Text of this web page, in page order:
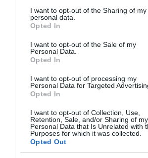
not limited to your visit or usage
grant or deny consent to Google and its
use your data for below specified
consent section.
I want to opt-out of the Sharing of my
personal data.
Opted In
I want to opt-out of the Sale of my
Personal Data.
Opted In
I want to opt-out of processing my
Personal Data for Targeted
Opted In
I want to opt-out of Collection, Use,
Retention, Sale, and/or Sharing of my
Personal Data that Is Unrelated with
Purposes for which it was collected.
Opted Out
περιόδου των ποδοσφαιριστών,
προπονητική τους επιβάρυνση.
Κατά το τρέχον έτος
ανάλυση των πρώτων δειγμάτων,
των οποίων αναμένεται να
συμπεράσματα σχετικά με την
συλλόγου και την ανάδειξη
χαρακτηριστικών τους.